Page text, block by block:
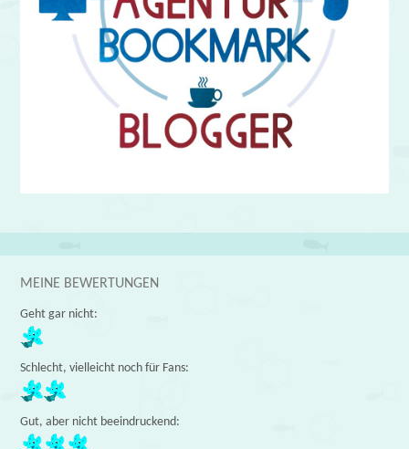
MEINE BEWERTUNGEN
Geht gar nicht:
Schlecht, vielleicht noch für Fans:
Gut, aber nicht beeindruckend: